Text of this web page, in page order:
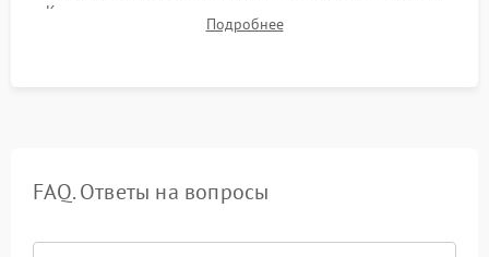
Контроль температурных режимов, проверка отсутствия
троттлинга и подготовка сервера к выдаче.
Подробнее
FAQ. Ответы на вопросы